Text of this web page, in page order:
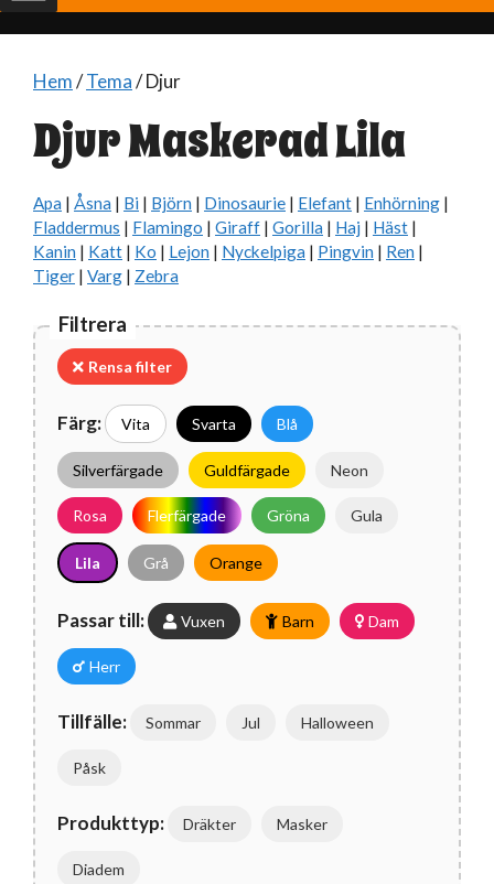
Hem/Tema/ Djur
Djur Maskerad Lila
Apa | Åsna | Bi | Björn | Dinosaurie | Elefant | Enhörning |
Fladdermus | Flamingo | Giraff | Gorilla | Haj | Häst |
Kanin | Katt | Ko | Lejon | Nyckelpiga | Pingvin | Ren |
Tiger | Varg | Zebra
Filtrera
Rensa filter
Färg: Vita Svarta Blå
Silverfärgade Guldfärgade Neon
Rosa Flerfärgade Gröna Gula
Lila Grå Orange
Passar till: Vuxen Barn Dam
Herr
Tillfälle: Sommar Jul Halloween
Påsk
Produkttyp: Dräkter Masker
Diadem